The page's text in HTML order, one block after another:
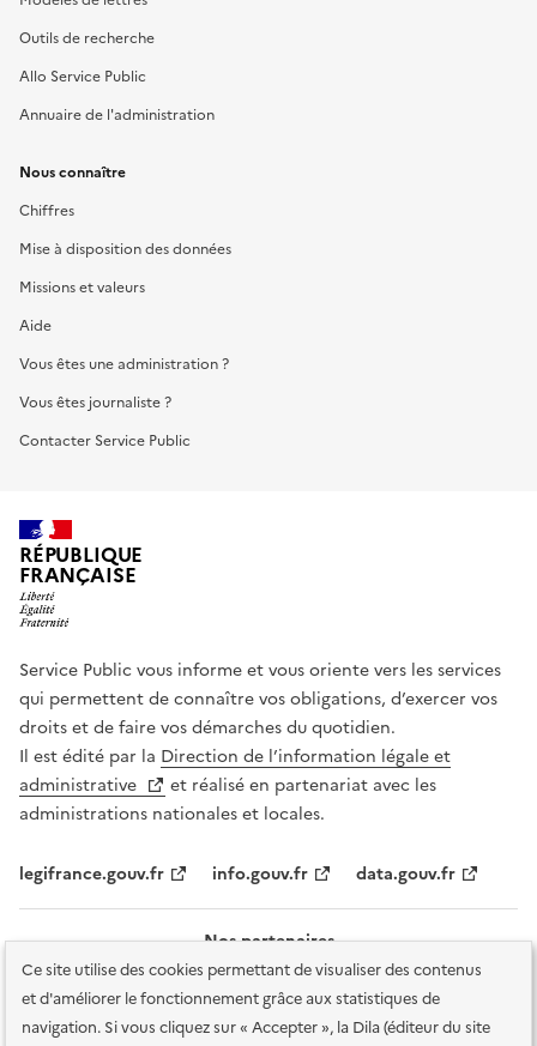
Ce site utilise des cookies permettant de visualiser des contenus
et d'améliorer le fonctionnement grâce aux statistiques de
navigation. Si vous cliquez sur « Accepter », la Dila (éditeur du site
Outils de recherche
Allo Service Public
Annuaire de l'administration
Nous connaître
Chiffres
Mise à disposition des données
Missions et valeurs
Aide
Vous êtes une administration ?
Vous êtes journaliste ?
Contacter Service Public
RÉPUBLIQUE
FRANÇAISE
Service Public vous informe et vous oriente vers les services
qui permettent de connaître vos obligations, d’exercer vos
droits et de faire vos démarches du quotidien.
Il est édité par la Direction de l’information légale et
administrative
et réalisé en partenariat avec les
administrations nationales et locales.
legifrance.gouv.fr info.gouv.fr data.gouv.fr
Nos partenaires